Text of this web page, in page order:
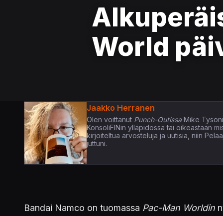
World
Jaakko Herranen
Olen voittanut Punch-Outissa Mike
KonsoliFINin ylläpidossa tai oikeastaan
kirjoiteltua arvosteluja ja uutisia, niin
juttuni.
Bandai Namco on tuomassa Pac-Man Worldin